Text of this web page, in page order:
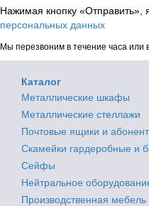
Нажимая кнопку «Отправить»,
персональных данных
Мы перезвоним в течение часа или
Каталог
Металлические шкафы
Металлические стеллажи
Почтовые ящики и
Скамейки гардеробные и
Сейфы
Нейтральное
Производственная мебель